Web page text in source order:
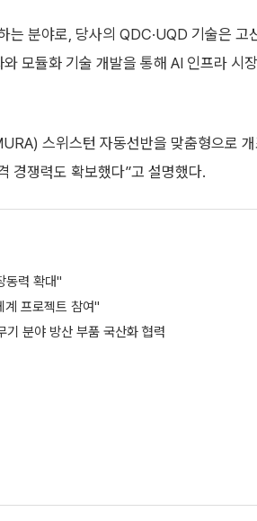
는 분야로, 당사의 QDC·UQD 기술은 고
모듈화 기술 개발을 통해 AI 인프라 시
스위스턴 자동선반을 맞춤형으로 개
경쟁력도 확보했다”고 설명했다.
동력 확대"
계 프로젝트 참여"
분야 방산 부품 국산화 협력